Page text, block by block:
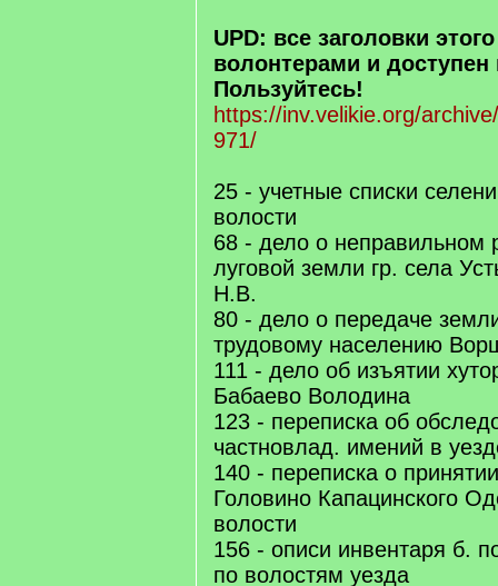
UPD: все заголовки
волонтерами и доступен
Пользуйтесь!
https://inv.velikie.org/
971/
25 - учетные списки
волости
68 - дело о неправильном
луговой земли гр. села
Н.В.
80 - дело о передаче
трудовому населению
111 - дело об изъятии
Бабаево Володина
123 - переписка об
частновлад. имений в
140 - переписка о
Головино Капацинского
волости
156 - описи инвентаря б.
по волостям уезда